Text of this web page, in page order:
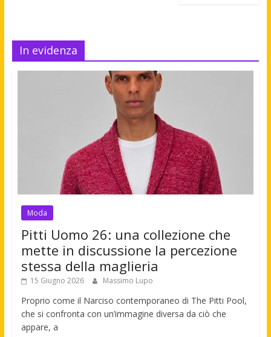
In evidenza
Moda
Pitti Uomo 26: una collezione che
mette in discussione la percezione
stessa della maglieria
15 Giugno 2026 Massimo Lupo
Proprio come il Narciso contemporaneo di The Pitti Pool,
che si confronta con un’immagine diversa da ciò che
appare, a